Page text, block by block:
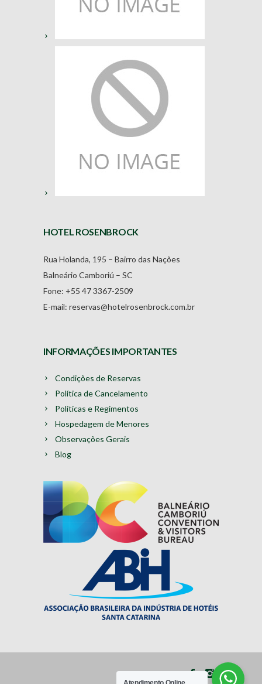
HOTEL ROSENBROCK
Rua Holanda, 195 – Bairro das Nações
Balneário Camboriú – SC
Fone: +55 47 3367-2509
E-mail: reservas@hotelrosenbrock.com.br
INFORMAÇÕES IMPORTANTES
Condições de Reservas
Política de Cancelamento
Políticas e Regimentos
Hospedagem de Menores
Observações Gerais
Blog